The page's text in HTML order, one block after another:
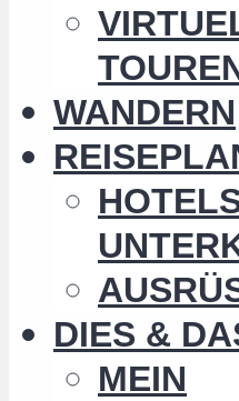
WANDERN
DIES &
MEIN